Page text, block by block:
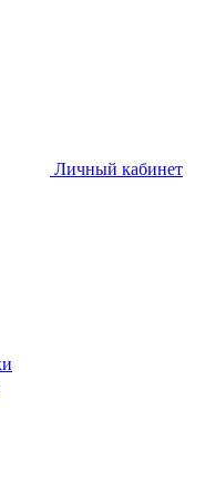
Личный кабинет